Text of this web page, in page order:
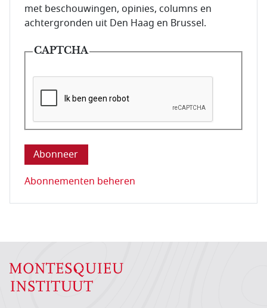
met beschouwingen, opinies, columns en
achtergronden uit Den Haag en Brussel.
CAPTCHA
Deze vraag is om te controleren dat u een mens
Abonnementen beheren